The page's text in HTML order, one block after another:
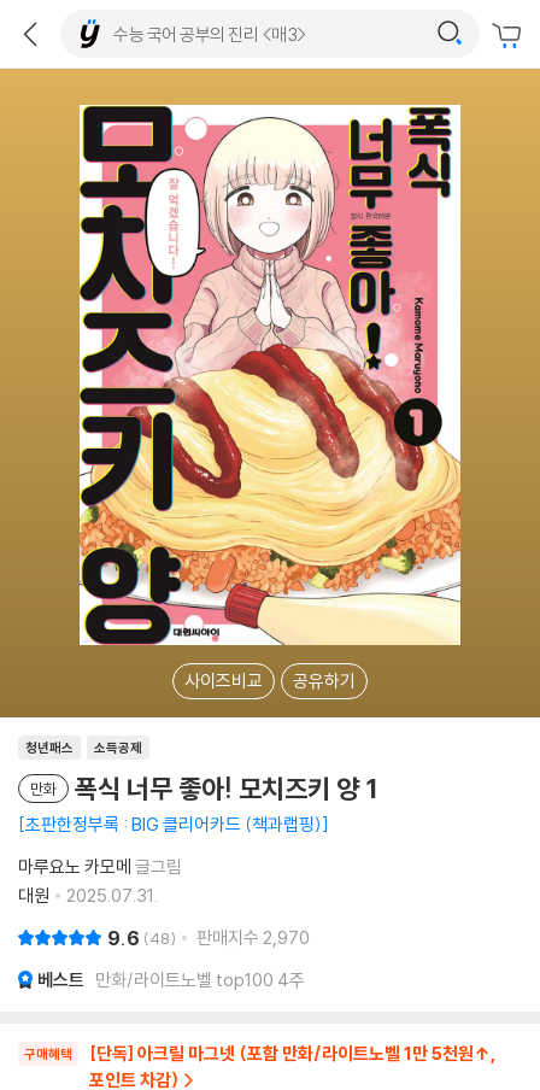
사이즈비교 공유하기
소득공제
청년패스
만화 폭식 너무 좋아! 모치즈키 양 1
초판한정부록 : BIG 클리어카드 (책과랩핑)
마루요노 카모메 글그림
대원
2025.07.31.
9.6 48 판매지수 2,970
베스트 만화/라이트노벨 top100 4주
구매혜택
[단독] 아크릴 마그넷 (포함 만화/라이트노벨 1만 5천원↑,
포인트 차감)